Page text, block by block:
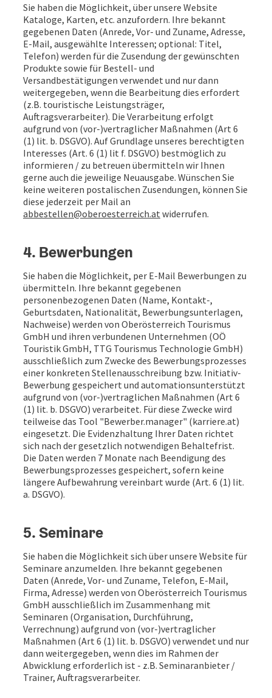
Sie haben die Möglichkeit, über unsere Website
Kataloge, Karten, etc. anzufordern. Ihre bekannt
gegebenen Daten (Anrede, Vor- und Zuname, Adresse,
E-Mail, ausgewählte Interessen; optional: Titel,
Telefon) werden für die Zusendung der gewünschten
Produkte sowie für Bestell- und
Versandbestätigungen verwendet und nur dann
weitergegeben, wenn die Bearbeitung dies erfordert
(z.B. touristische Leistungsträger,
Auftragsverarbeiter). Die Verarbeitung erfolgt
aufgrund von (vor-)vertraglicher Maßnahmen (Art 6
(1) lit. b. DSGVO). Auf Grundlage unseres berechtigten
Interesses (Art. 6 (1) lit f. DSGVO) bestmöglich zu
informieren / zu betreuen übermitteln wir Ihnen
gerne auch die jeweilige Neuausgabe. Wünschen Sie
keine weiteren postalischen Zusendungen, können Sie
diese jederzeit per Mail an
abbestellen@oberoesterreich.at widerrufen.
4. Bewerbungen
Sie haben die Möglichkeit, per E-Mail Bewerbungen zu
übermitteln. Ihre bekannt gegebenen
personenbezogenen Daten (Name, Kontakt-,
Geburtsdaten, Nationalität, Bewerbungsunterlagen,
Nachweise) werden von Oberösterreich Tourismus
GmbH und ihren verbundenen Unternehmen (OÖ
Touristik GmbH, TTG Tourismus Technologie GmbH)
ausschließlich zum Zwecke des Bewerbungsprozesses
einer konkreten Stellenausschreibung bzw. Initiativ-
Bewerbung gespeichert und automationsunterstützt
aufgrund von (vor-)vertraglichen Maßnahmen (Art 6
(1) lit. b. DSGVO) verarbeitet. Für diese Zwecke wird
teilweise das Tool "Bewerber.manager" (karriere.at)
eingesetzt. Die Evidenzhaltung Ihrer Daten richtet
sich nach der gesetzlich notwendigen Behaltefrist.
Die Daten werden 7 Monate nach Beendigung des
Bewerbungsprozesses gespeichert, sofern keine
längere Aufbewahrung vereinbart wurde (Art. 6 (1) lit.
a. DSGVO).
5. Seminare
Sie haben die Möglichkeit sich über unsere Website für
Seminare anzumelden. Ihre bekannt gegebenen
Daten (Anrede, Vor- und Zuname, Telefon, E-Mail,
Firma, Adresse) werden von Oberösterreich Tourismus
GmbH ausschließlich im Zusammenhang mit
Seminaren (Organisation, Durchführung,
Verrechnung) aufgrund von (vor-)vertraglicher
Maßnahmen (Art 6 (1) lit. b. DSGVO) verwendet und nur
dann weitergegeben, wenn dies im Rahmen der
Abwicklung erforderlich ist - z.B. Seminaranbieter /
Trainer, Auftragsverarbeiter.